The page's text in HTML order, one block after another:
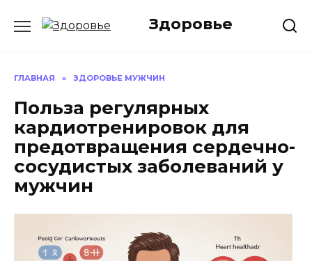
Здоровье
ГЛАВНАЯ » ЗДОРОВЬЕ МУЖЧИН
Польза регулярных
кардиотренировок для
предотвращения сердечно-
сосудистых заболеваний у
мужчин